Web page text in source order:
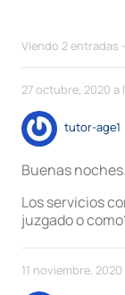
Viendo 2 entradas
27 octubre, 2020 a
tutor-age1
Buenas noches.
Los servicios
juzgado o
11 noviembre,